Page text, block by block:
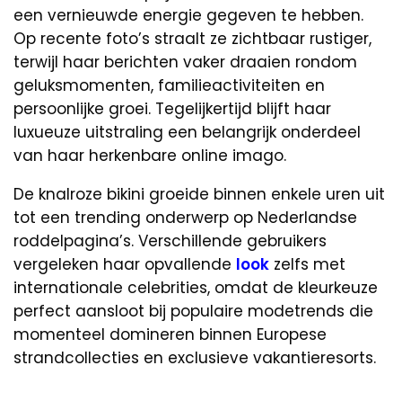
een vernieuwde energie gegeven te hebben.
Op recente foto’s straalt ze zichtbaar rustiger,
terwijl haar berichten vaker draaien rondom
geluksmomenten, familieactiviteiten en
persoonlijke groei. Tegelijkertijd blijft haar
luxueuze uitstraling een belangrijk onderdeel
van haar herkenbare online imago.
De knalroze bikini groeide binnen enkele uren uit
tot een trending onderwerp op Nederlandse
roddelpagina’s. Verschillende gebruikers
vergeleken haar opvallende look zelfs met
internationale celebrities, omdat de kleurkeuze
perfect aansloot bij populaire modetrends die
momenteel domineren binnen Europese
strandcollecties en exclusieve vakantieresorts.